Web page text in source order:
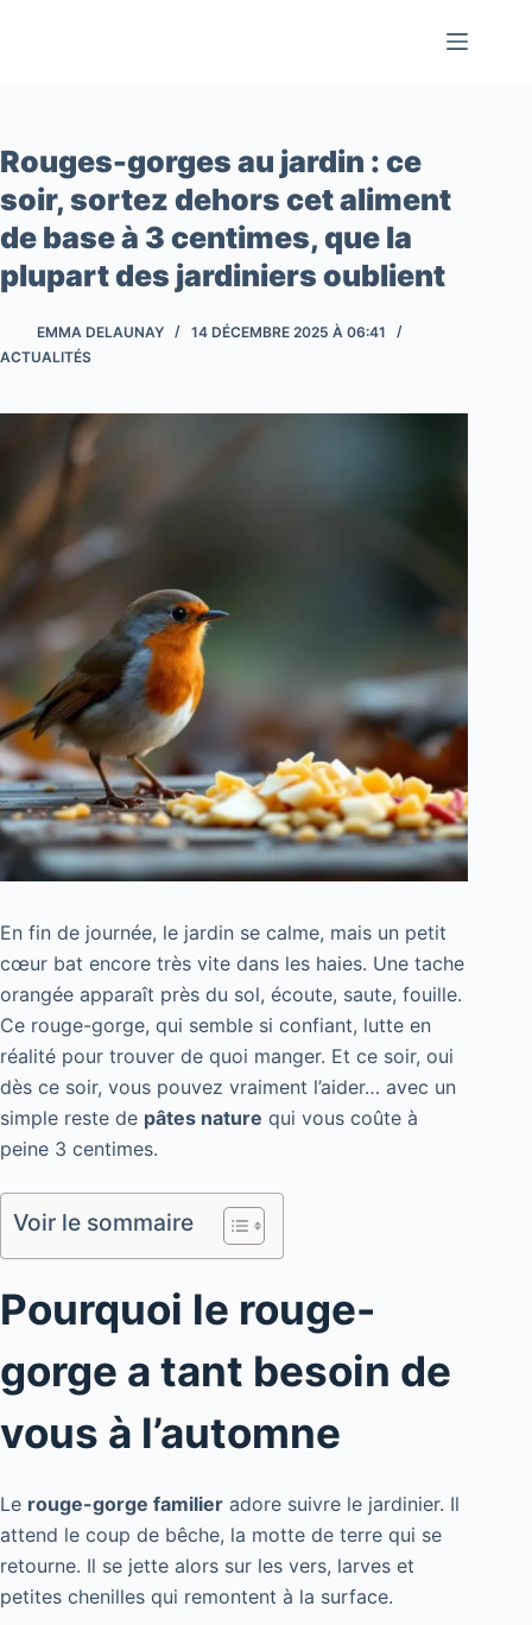
Rouges-gorges au jardin : ce
soir, sortez dehors cet aliment
de base à 3 centimes, que la
plupart des jardiniers oublient
EMMA DELAUNAY
14 DÉCEMBRE 2025 À 06:41
ACTUALITÉS
En fin de journée, le jardin se calme, mais un petit
cœur bat encore très vite dans les haies. Une tache
orangée apparaît près du sol, écoute, saute, fouille.
Ce rouge-gorge, qui semble si confiant, lutte en
réalité pour trouver de quoi manger. Et ce soir, oui
dès ce soir, vous pouvez vraiment l’aider… avec un
simple reste de pâtes nature qui vous coûte à
peine 3 centimes.
Voir le sommaire
Pourquoi le rouge-
gorge a tant besoin de
vous à l’automne
Le rouge-gorge familier adore suivre le jardinier. Il
attend le coup de bêche, la motte de terre qui se
retourne. Il se jette alors sur les vers, larves et
petites chenilles qui remontent à la surface.